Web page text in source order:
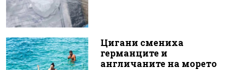
Цигани смениха
германците и
англичаните на морето